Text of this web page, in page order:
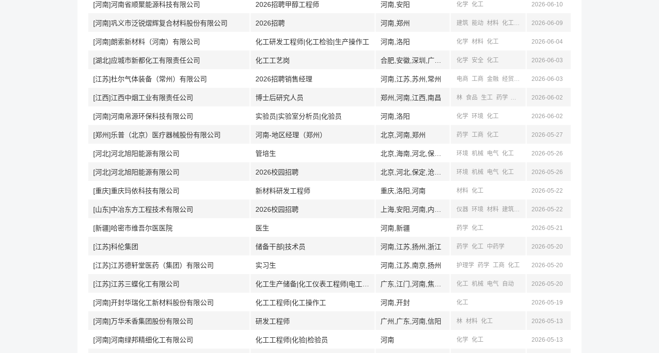
[河南]河南省顺聚能源科技有限公司 2026招聘甲醇工程师 河南,安阳 化学 化工 2026-06-10
[河南]巩义市泛锐熠辉复合材料股份有限公司 2026招聘 河南,郑州 建筑 能动 材料 化工 化学 2026-06-09
[河南]朗索新材料（河南）有限公司 化工研发工程师|化工检验|生产操作工 河南,洛阳 化学 材料 化工 2026-06-04
[湖北]应城市新都化工有限责任公司 化工工艺岗 化学 安全 化工 2026-06-03
[江苏]杜尔气体装备（常州）有限公司 2026招聘销售经理 河南,江苏,苏州,常州 电商 工商 金融 经贸 机械 化工
2026-06-03
[江西]江西中烟工业有限责任公司 博士后研究人员 郑州,河南,江西,南昌 林 食品 生工 药学 化工 2026-06-02
[河南]河南帛源环保科技有限公司 实验员|实验室分析员|化验员 河南,洛阳 化学 环境 化工 2026-06-02
[郑州]乐普（北京）医疗器械股份有限公司 河南-地区经理（郑州） 北京,河南,郑州 药学 工商 化工 2026-05-27
[河北]河北旭阳能源有限公司 管培生 环境 机械 电气 化工 2026-05-26
[河北]河北旭阳能源有限公司 2026校园招聘 环境 机械 电气 化工 2026-05-26
[重庆]重庆玛依科技有限公司 新材料研发工程师 重庆,洛阳,河南 材料 化工 2026-05-22
[山东]中冶东方工程技术有限公司 2026校园招聘 仪器 环境 材料 建筑 化工 外语 管理
2026-05-22
[新疆]哈密市维吾尔医医院 医生 河南,新疆 药学 化工 2026-05-21
[江苏]科伦集团 储备干部|技术员 河南,江苏,扬州,浙江 药学 化工 中药学 2026-05-20
[江苏]江苏德轩堂医药（集团）有限公司 实习生 河南,江苏,南京,扬州 护理学 药学 工商 化工 2026-05-20
[江苏]江苏三蝶化工有限公司 化工 机械 电气 自动 2026-05-20
[河南]开封华瑞化工新材料股份有限公司 化工工程师|化工操作工 河南,开封 化工 2026-05-19
[河南]万华禾香集团股份有限公司 研发工程师 广州,广东,河南,信阳 林 材料 化工 2026-05-13
[河南]河南绿邦精细化工有限公司 化工工程师|化验|检验员 河南 化学 化工 2026-05-13